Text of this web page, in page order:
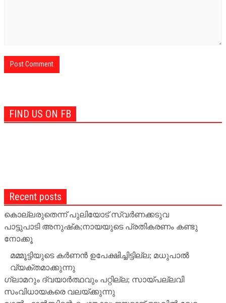
FIND US ON FB
Recent posts
കൊല്ലരുതെന്ന് പുലിയോട് സ്വര്‍ണക്കടുവ
പാട്ടുപാടി അനുഷ്‌ക;നായയുടെ പ്രതികരണം കണ്ടു
നോക്കൂ
മമ്മൂട്ടിയുടെ കര്‍ണന്‍ ഉപേക്ഷിച്ചിട്ടില്ല; മധുപാല്‍
വ്യക്തമാക്കുന്നു
ഗ്ലാമറും ദ്വയാര്‍ത്ഥവും പറ്റില്ല; സായ്പല്ലവി
സംവിധായകരെ വലയ്ക്കുന്നു